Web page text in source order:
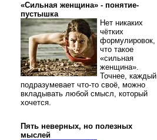
«Сильная женщина» - понятие-
пустышка
Нет никаких
чётких
формулировок,
что такое
«сильная
женщина».
Точнее, каждый
подразумевает что-то своё, можно
вкладывать любой смысл, который
хочется.
Пять неверных, но полезных
мыслей